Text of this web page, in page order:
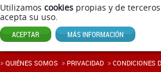
Utilizamos cookies propias y de
acepta su uso.
ACEPTAR MÁS INFORMACIÓN
QUIÉNES SOMOS PRIVACIDAD CONDICIONES